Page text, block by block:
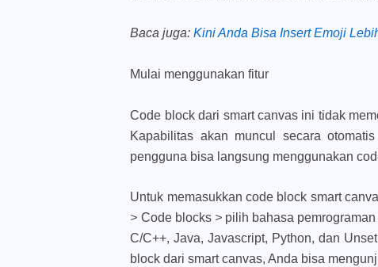
Baca juga: Kini Anda Bisa Insert Emoji
Mulai menggunakan fitur
Code block dari smart canvas ini tidak
Kapabilitas akan muncul secara
pengguna bisa langsung menggunakan
Untuk memasukkan code block smart
> Code blocks> pilih bahasa
C/C++, Java, Javascript, Python, dan
block dari smart canvas, Anda bisa